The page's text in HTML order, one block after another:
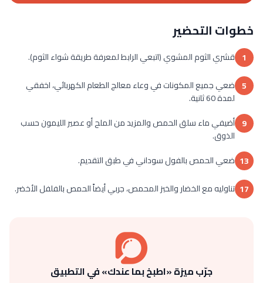
خطوات التحضير
1 قشري الثوم المشوي (اتبعي الرابط لمعرفة طريقة شواء الثوم).
5 ضعي جميع المكونات في وعاء معالج الطعام الكهربائي، اخفقي
لمدة 60 ثانية.
9 أضيفي ماء سلق الحمص والمزيد من الملح أو عصير الليمون حسب
الذوق.
13 ضعي الحمص بالفول سوداني في طبق التقديم.
17 تناوليه مع الخضار والخبز المحمص، جربي أيضاً الحمص بالفلفل الأخضر.
جرّب ميزة «اطبخ بما عندك» في التطبيق